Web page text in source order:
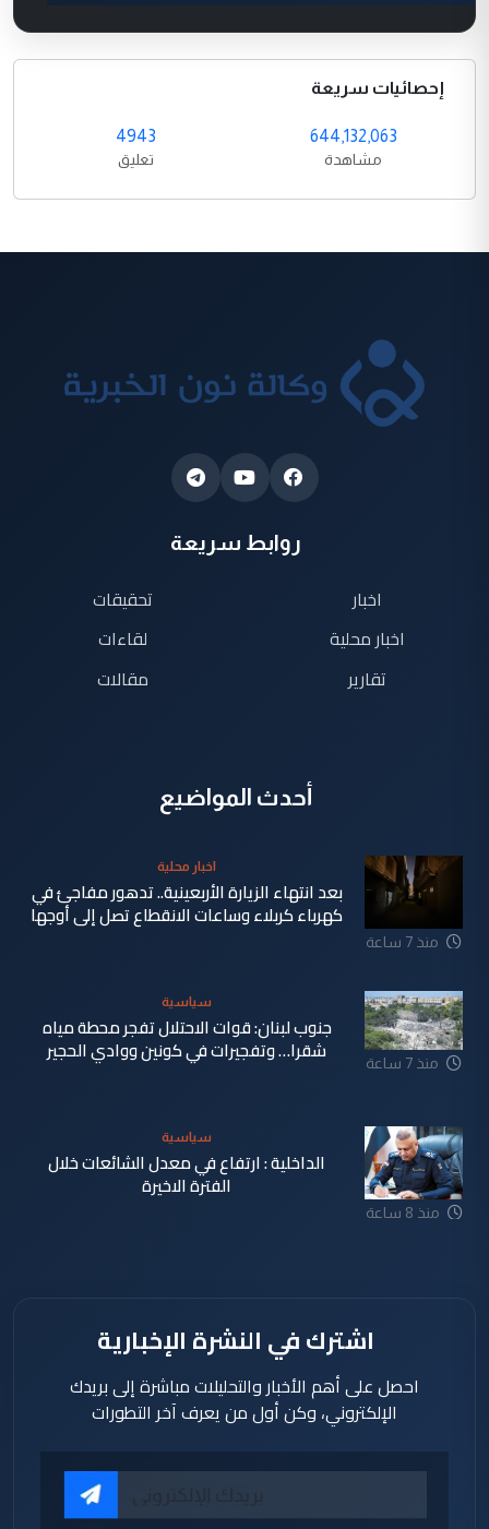
إحصائيات سريعة
644,132,063
مشاهدة
4943
تعليق
روابط سريعة
اخبار
اخبار محلية
تقارير
تحقيقات
لقاءات
مقالات
أحدث المواضيع
منذ 7 ساعة
اخبار محلية
بعد انتهاء الزيارة الأربعينية.. تدهور مفاجئ في
كهرباء كربلاء وساعات الانقطاع تصل إلى أوجها
منذ 7 ساعة
سياسية
جنوب لبنان: قوات الاحتلال تفجر محطة مياه
شقرا… وتفجيرات في كونين ووادي الحجير
منذ 8 ساعة
سياسية
الداخلية : ارتفاع في معدل الشائعات خلال
الفترة الاخيرة
اشترك في النشرة الإخبارية
احصل على أهم الأخبار والتحليلات مباشرة إلى بريدك
الإلكتروني، وكن أول من يعرف آخر التطورات